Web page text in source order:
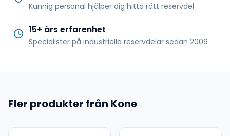
Kunnig personal hjälper dig hitta rätt reservdel
15+ års erfarenhet
Specialister på industriella reservdelar sedan 2009
Fler produkter från Kone